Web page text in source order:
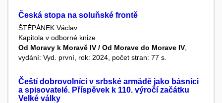
Česká stopa na soluňské frontě
ŠTĚPÁNEK Václav
Kapitola v odborné knize
Od Moravy k Moravě IV / Od Morave do Morave IV
vydání: Vyd. první, rok: 2024, počet stran: 77 s.
Čeští dobrovolníci v srbské armádě jako básníci
a spisovatelé. Příspěvek k 110. výročí začátku
Velké války